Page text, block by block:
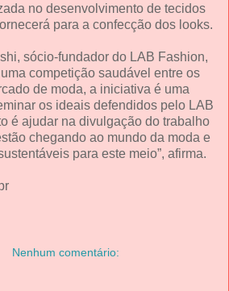
no desenvolvimento de tecidos
para a confecção dos looks.
sócio-fundador do LAB Fashion,
competição saudável entre os
de moda, a iniciativa é uma
os ideais defendidos pelo LAB
é ajudar na divulgação do trabalho
chegando ao mundo da moda e
para este meio”, afirma.
Nenhum comentário: